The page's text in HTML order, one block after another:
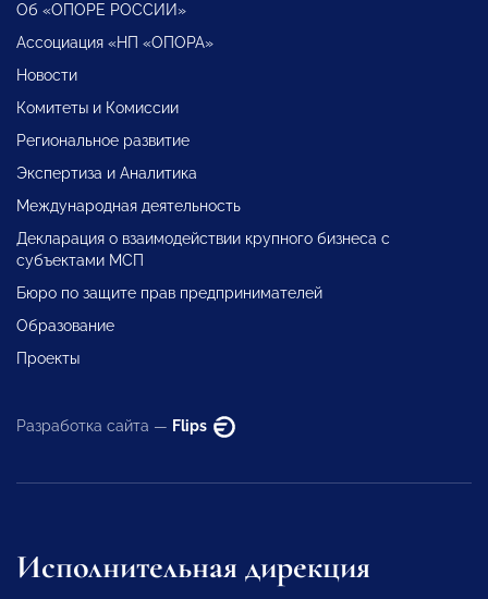
Об «ОПОРЕ РОССИИ»
Ассоциация «НП «ОПОРА»
Новости
Комитеты и Комиссии
Региональное развитие
Экспертиза и Аналитика
Международная деятельность
Декларация о взаимодействии крупного бизнеса с
субъектами МСП
Бюро по защите прав предпринимателей
Образование
Проекты
Разработка сайта — Flips
Исполнительная дирекция